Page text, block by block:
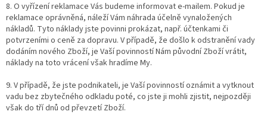
8. O vyřízení reklamace Vás budeme informovat e-mailem. Pokud je
reklamace oprávněná, náleží Vám náhrada účelně vynaložených
nákladů. Tyto náklady jste povinni prokázat, např. účtenkami či
potvrzeními o ceně za dopravu. V případě, že došlo k odstranění vady
dodáním nového Zboží, je Vaší povinností Nám původní Zboží vrátit,
náklady na toto vrácení však hradíme My.
9. V případě, že jste podnikateli, je Vaší povinností oznámit a vytknout
vadu bez zbytečného odkladu poté, co jste ji mohli zjistit, nejpozději
však do tří dnů od převzetí Zboží.